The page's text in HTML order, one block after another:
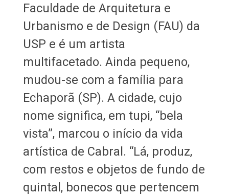
Faculdade de Arquitetura e
Urbanismo e de Design (FAU) da
USP e é um artista
multifacetado. Ainda pequeno,
mudou-se com a família para
Echaporã (SP). A cidade, cujo
nome significa, em tupi, “bela
vista”, marcou o início da vida
artística de Cabral. “Lá, produz,
com restos e objetos de fundo de
quintal, bonecos que pertencem